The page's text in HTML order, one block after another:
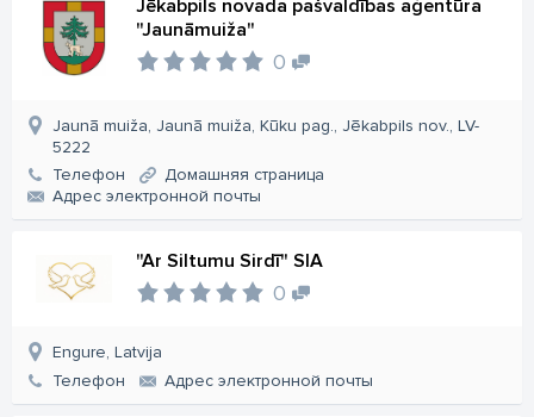
Jēkabpils novada pašvaldības aģentūra
"Jaunāmuiža"
0
Jaunā muiža, Jaunā muiža, Kūku pag., Jēkabpils nov., LV-
5222
Телефон
Домашняя страница
Aдрес электронной почты
"Ar Siltumu Sirdī" SIA
0
Engure, Latvija
Телефон
Aдрес электронной почты